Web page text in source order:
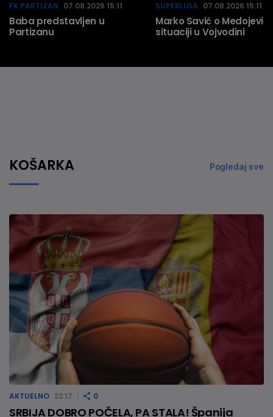
FK PARTIZAN 07.08.2026 15:11
Baba predstavljen u
Partizanu
SUPERLIGA 07.08.2026 15:11
Marko Savić o
situaciji u Vojvodini
KOŠARKA Pogledaj sve
AKTUELNO 22:17 0
SRBIJA DOBRO POČELA, PA STALA! Španija